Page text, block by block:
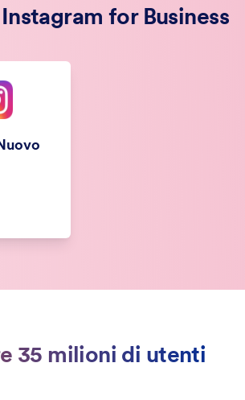
for Business
35 milioni di utenti